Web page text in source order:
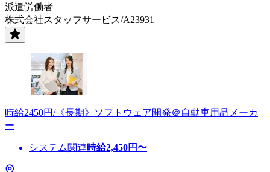
派遣労働者
株式会社スタッフサービス/A23931
時給2450円/《長期》ソフトウェア開発＠自動車用品メーカ
ー
システム関連時給2,450円〜